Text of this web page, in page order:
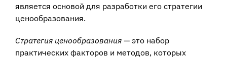
является основой для разработки его стратегии
ценообразования.
Стратегия ценообразования — это набор
практических факторов и методов, которых